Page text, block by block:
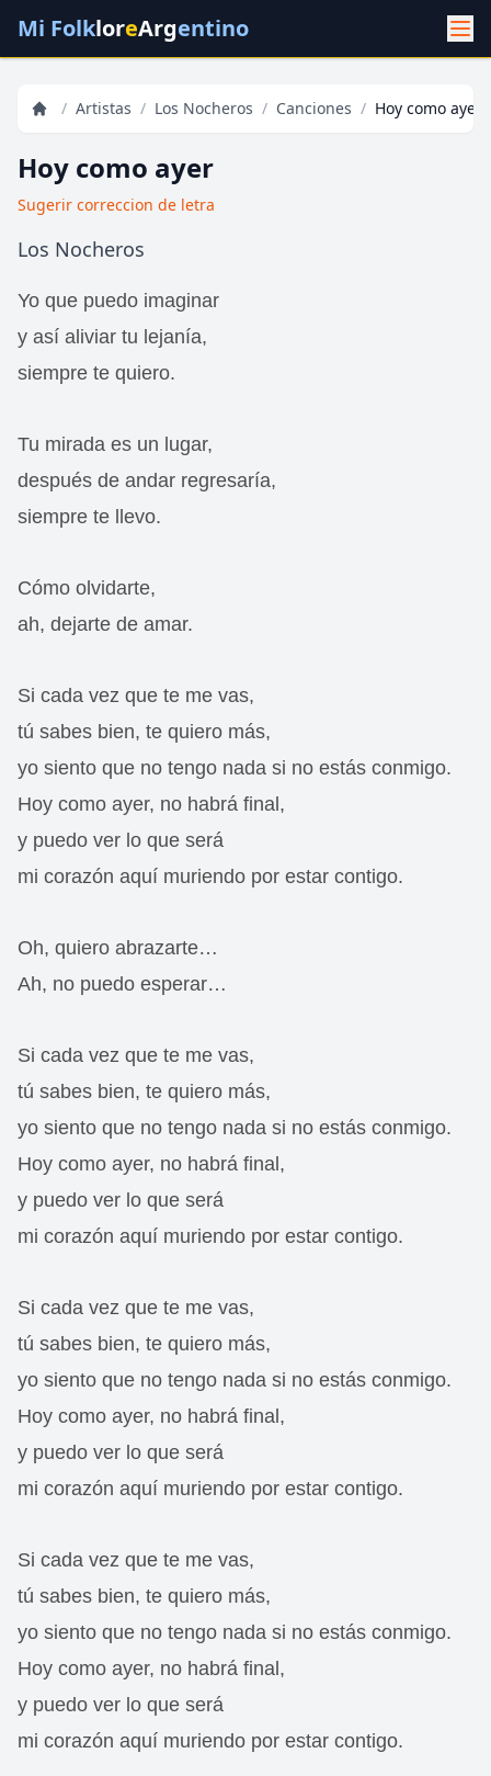
Mi FolkloreArgentino
/ Artistas / Los Nocheros / Canciones / Hoy como ayer
Hoy como ayer
Sugerir correccion de letra
Los Nocheros
Yo que puedo imaginar
y así aliviar tu lejanía,
siempre te quiero.
Tu mirada es un lugar,
después de andar regresaría,
siempre te llevo.
Cómo olvidarte,
ah, dejarte de amar.
Si cada vez que te me vas,
tú sabes bien, te quiero más,
yo siento que no tengo nada si no estás conmigo.
Hoy como ayer, no habrá final,
y puedo ver lo que será
mi corazón aquí muriendo por estar contigo.
Oh, quiero abrazarte…
Ah, no puedo esperar…
Si cada vez que te me vas,
tú sabes bien, te quiero más,
yo siento que no tengo nada si no estás conmigo.
Hoy como ayer, no habrá final,
y puedo ver lo que será
mi corazón aquí muriendo por estar contigo.
Si cada vez que te me vas,
tú sabes bien, te quiero más,
yo siento que no tengo nada si no estás conmigo.
Hoy como ayer, no habrá final,
y puedo ver lo que será
mi corazón aquí muriendo por estar contigo.
Si cada vez que te me vas,
tú sabes bien, te quiero más,
yo siento que no tengo nada si no estás conmigo.
Hoy como ayer, no habrá final,
y puedo ver lo que será
mi corazón aquí muriendo por estar contigo.